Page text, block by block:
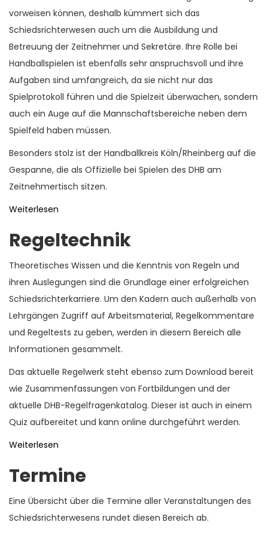
vorweisen können, deshalb kümmert sich das
Schiedsrichterwesen auch um die Ausbildung und
Betreuung der Zeitnehmer und Sekretäre. Ihre Rolle bei
Handballspielen ist ebenfalls sehr anspruchsvoll und ihre
Aufgaben sind umfangreich, da sie nicht nur das
Spielprotokoll führen und die Spielzeit überwachen, sondern
auch ein Auge auf die Mannschaftsbereiche neben dem
Spielfeld haben müssen.
Besonders stolz ist der Handballkreis Köln/Rheinberg auf die
Gespanne, die als Offizielle bei Spielen des DHB am
Zeitnehmertisch sitzen.
Weiterlesen
Regeltechnik
Theoretisches Wissen und die Kenntnis von Regeln und
ihren Auslegungen sind die Grundlage einer erfolgreichen
Schiedsrichterkarriere. Um den Kadern auch außerhalb von
Lehrgängen Zugriff auf Arbeitsmaterial, Regelkommentare
und Regeltests zu geben, werden in diesem Bereich alle
Informationen gesammelt.
Das aktuelle Regelwerk steht ebenso zum Download bereit
wie Zusammenfassungen von Fortbildungen und der
aktuelle DHB-Regelfragenkatalog. Dieser ist auch in einem
Quiz aufbereitet und kann online durchgeführt werden.
Weiterlesen
Termine
Eine Übersicht über die Termine aller Veranstaltungen des
Schiedsrichterwesens rundet diesen Bereich ab.